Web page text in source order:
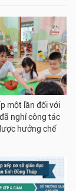
một lần đối với
nghỉ công tác
hưởng chế